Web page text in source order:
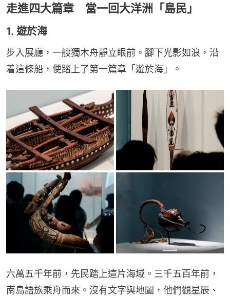
走進四大篇章 當一回大洋洲「島民」
1. 遊於海
步入展廳，一艘獨木舟靜立眼前。腳下光影如浪，沿
着這條船，便踏上了第一篇章「遊於海」。
六萬五千年前，先民踏上這片海域。三千五百年前，
南島語族乘舟而來。沒有文字與地圖，他們觀星辰、